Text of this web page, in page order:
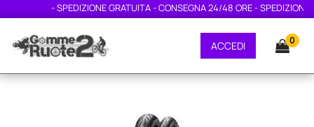
- SPEDIZIONE GRATUITA - CONSEGNA 24/48 ORE - SPEDIZIONE
ACCEDI 0